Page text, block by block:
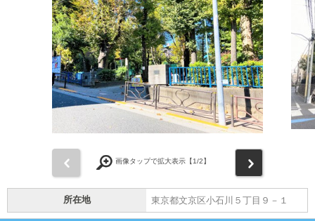
画像タップで拡大表示【1/2】
所在地 東京都文京区小石川５丁目９－１